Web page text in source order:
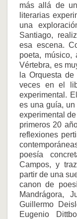
más allá de
literarias
una
Santiago,
esa escena.
poeta, músico,
Vértebra, es
la Orquesta
veces en el
experimental.
es una guía,
experimental
primeros 20
reflexiones
poesía
Campos, y
partir de una
canon de
Mandrágora,
Guillermo
Eugenio